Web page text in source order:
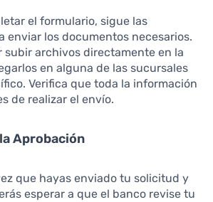
el formulario, sigue las
enviar los documentos necesarios.
subir archivos directamente en la
en alguna de las sucursales
Verifica que toda la información
de realizar el envío.
Aprobación
que hayas enviado tu solicitud y
esperar a que el banco revise tu